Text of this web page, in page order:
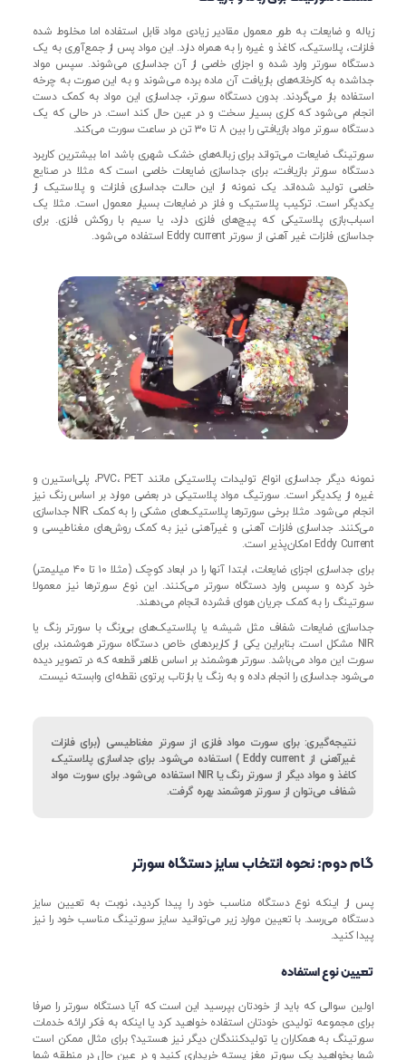
زباله و ضایعات به طور معمول مقادیر زیادی مواد قابل استفاده اما مخلوط شده
فلزات، پلاستیک، کاغذ و غیره را به همراه دارد. این مواد پس از جمع‌آوری به یک
دستگاه سورتر وارد شده و اجزای خاصی از آن جداسازی می‌شوند. سپس مواد
جداشده به کارخانه‌های بازیافت آن ماده برده می‌شوند و به این صورت به چرخه
استفاده باز می‌گردند. بدون دستگاه سورتر، جداسازی این مواد به کمک دست
انجام می‌شود که کاری بسیار سخت و در عین حال کند است. در حالی که یک
دستگاه سورتر مواد بازیافتی را بین ۸ تا ۳۰ تن در ساعت سورت می‌کند.
سورتینگ ضایعات می‌تواند برای زباله‌های خشک شهری باشد اما بیشترین کاربرد
دستگاه سورتر بازیافت، برای جداسازی ضایعات خاصی است که مثلا در صنایع
خاصی تولید شده‌اند. یک نمونه از این حالت جداسازی فلزات و پلاستیک از
یکدیگر است. ترکیب پلاستیک و فلز در ضایعات بسیار معمول است. مثلا یک
اسباب‌بازی پلاستیکی که پیچ‌های فلزی دارد، یا سیم با روکش فلزی. برای
جداسازی فلزات غیر آهنی از سورتر Eddy current استفاده می‌شود.
نمونه دیگر جداسازی انواع تولیدات پلاستیکی مانند PVC، PET، پلی‌استیرن و
غیره از یکدیگر است. سورتیگ مواد پلاستیکی در بعضی موارد بر اساس رنگ نیز
انجام می‌شود. مثلا برخی سورترها پلاستیک‌های مشکی را به کمک NIR جداسازی
می‌کنند. جداسازی فلزات آهنی و غیرآهنی نیز به کمک روش‌های مغناطیسی و
Eddy Current امکان‌پذیر است.
برای جداسازی اجزای ضایعات، ابتدا آنها را در ابعاد کوچک (مثلا ۱۰ تا ۴۰ میلیمتر)
خرد کرده و سپس وارد دستگاه سورتر می‌کنند. این نوع سورترها نیز معمولا
سورتینگ را به کمک جریان هوای فشرده انجام می‌دهند.
جداسازی ضایعات شفاف مثل شیشه یا پلاستیک‌های بی‌رنگ با سورتر رنگ یا
NIR مشکل است. بنابراین یکی از کاربردهای خاص دستگاه سورتر هوشمند، برای
سورت این مواد می‌باشد. سورتر هوشمند بر اساس ظاهر قطعه که در تصویر دیده
می‌شود جداسازی را انجام داده و به رنگ یا بازتاب پرتوی نقطه‌ای وابسته نیست.
نتیجه‌گیری: برای سورت مواد فلزی از سورتر مغناطیسی (برای فلزات
غیرآهنی از Eddy current ) استفاده می‌شود. برای جداسازی پلاستیک،
کاغذ و مواد دیگر از سورتر رنگ یا NIR استفاده می‌شود. برای سورت مواد
شفاف می‌توان از سورتر هوشمند بهره گرفت.
گام دوم: نحوه انتخاب سایز دستگاه سورتر
پس از اینکه نوع دستگاه مناسب خود را پیدا کردید، نوبت به تعیین سایز
دستگاه می‌رسد. با تعیین موارد زیر می‌توانید سایز سورتینگ مناسب خود را نیز
پیدا کنید.
تعیین نوع استفاده
اولین سوالی که باید از خودتان بپرسید این است که آیا دستگاه سورتر را صرفا
برای مجموعه تولیدی خودتان استفاده خواهید کرد یا اینکه به فکر ارائه خدمات
سورتینگ به همکاران یا تولیدکنندگان دیگر نیز هستید؟ برای مثال ممکن است
شما بخواهید یک سورتر مغز پسته خریداری کنید و در عین حال در منطقه شما